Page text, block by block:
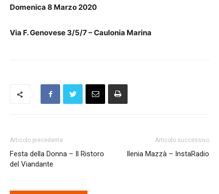
Domenica 8 Marzo 2020
Via F. Genovese 3/5/7 – Caulonia Marina
Articolo precedente
Festa della Donna – Il Ristoro
del Viandante
Articolo successivo
Ilenia Mazzà – InstaRadio